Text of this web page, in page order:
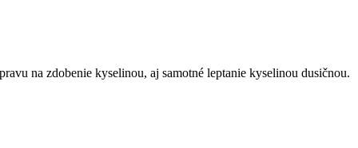
na zdobenie kyselinou, aj samotné leptanie kyselinou dusičnou.